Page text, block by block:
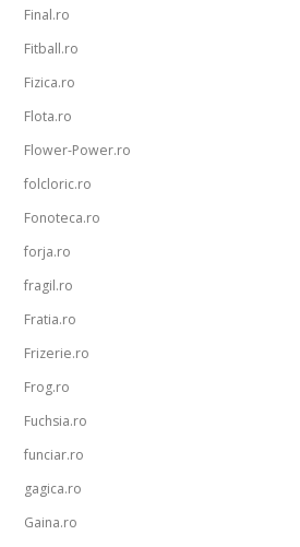
Final.ro
Fitball.ro
Fizica.ro
Flota.ro
Flower-Power.ro
folcloric.ro
Fonoteca.ro
forja.ro
fragil.ro
Fratia.ro
Frizerie.ro
Frog.ro
Fuchsia.ro
funciar.ro
gagica.ro
Gaina.ro